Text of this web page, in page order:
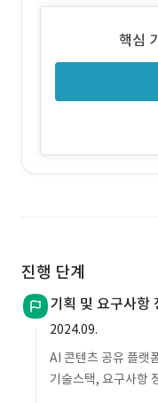
열람할 수 있는 미디어
핵심
진행 단계
기획 및 요구사항
2024.09.
AI 콘텐츠 공유 플랫
기술스택, 요구사항